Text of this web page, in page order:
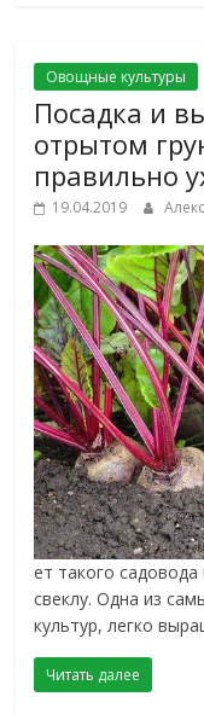
Овощные культуры
Посадка и
отрытом
правильно
19.04.2019
ет такого
свеклу. Одна из
культур, легко
Читать далее